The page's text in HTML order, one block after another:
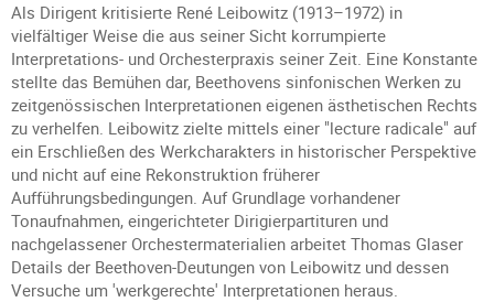
Als Dirigent kritisierte René Leibowitz (1913–1972) in
vielfältiger Weise die aus seiner Sicht korrumpierte
Interpretations- und Orchesterpraxis seiner Zeit. Eine Konstante
stellte das Bemühen dar, Beethovens sinfonischen Werken zu
zeitgenössischen Interpretationen eigenen ästhetischen Rechts
zu verhelfen. Leibowitz zielte mittels einer "lecture radicale" auf
ein Erschließen des Werkcharakters in historischer Perspektive
und nicht auf eine Rekonstruktion früherer
Aufführungsbedingungen. Auf Grundlage vorhandener
Tonaufnahmen, eingerichteter Dirigierpartituren und
nachgelassener Orchestermaterialien arbeitet Thomas Glaser
Details der Beethoven-Deutungen von Leibowitz und dessen
Versuche um 'werkgerechte' Interpretationen heraus.